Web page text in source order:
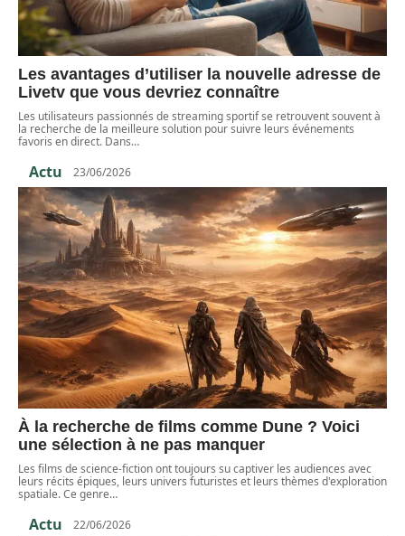
Les avantages d’utiliser la nouvelle adresse de
Livetv que vous devriez connaître
Les utilisateurs passionnés de streaming sportif se retrouvent souvent à
la recherche de la meilleure solution pour suivre leurs événements
favoris en direct. Dans…
Actu 23/06/2026
À la recherche de films comme Dune ? Voici
une sélection à ne pas manquer
Les films de science-fiction ont toujours su captiver les audiences avec
leurs récits épiques, leurs univers futuristes et leurs thèmes d'exploration
spatiale. Ce genre…
Actu 22/06/2026